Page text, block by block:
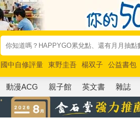
國中自修評量 東野圭吾 楊双子 公益書包
唯紅花綻放
奧德賽 路邊攤新作 馬斯克
動漫ACG 親子館 英文書 雜誌